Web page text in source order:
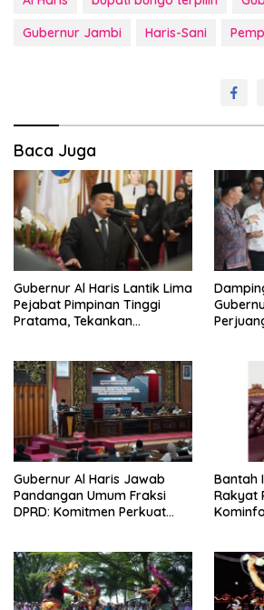
Gubernur Jambi
Haris-Sani
Baca Juga
Gubernur Al Haris Lantik Lima
Pejabat Pimpinan Tinggi
Pratama, Tekankan
Integritas
Gubernur Al Haris Jawab
Pandangan Umum Fraksi
DPRD: Komitmen Perkuat
Bantah
Rakyat
Sejak